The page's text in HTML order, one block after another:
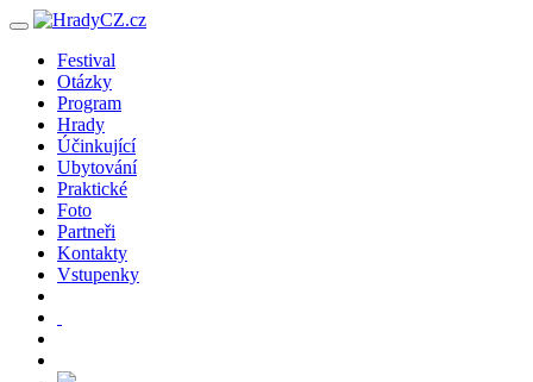
Festival
Otázky
Program
Hrady
Účinkující
Ubytování
Praktické
Foto
Partneři
Kontakty
Vstupenky